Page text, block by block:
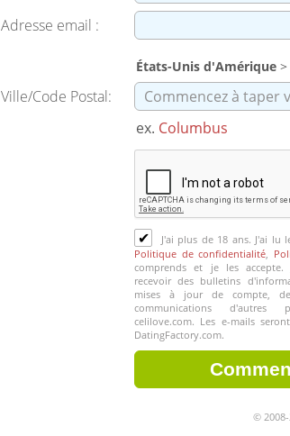
Adresse email :
États-Unis d'Amérique >
Ville/Code Postal:
ex. Columbus
✔ J'ai plus de 18 ans. J'ai lu
Politique de confidentialité
comprends et je les accepte.
recevoir des bulletins
mises à jour de compte,
communications d'autres
celilove.com. Les e-mails
DatingFactory.com.
©